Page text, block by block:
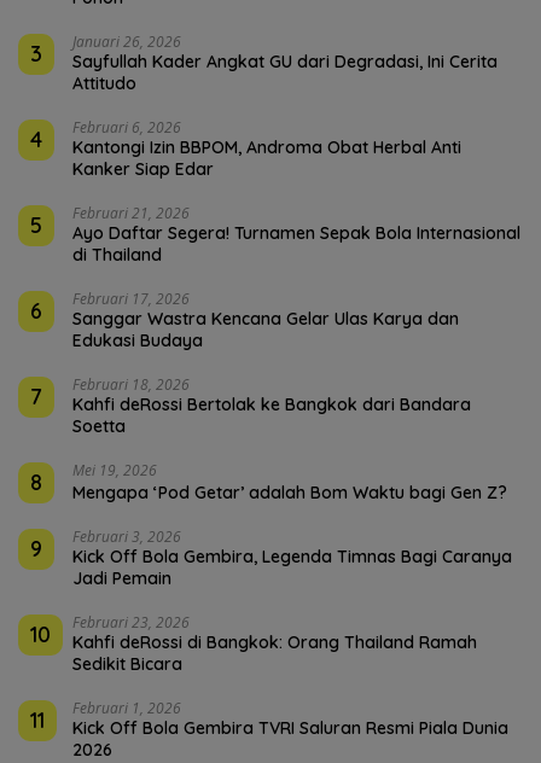
3 Januari 26, 2026
Sayfullah Kader Angkat GU dari Degradasi, Ini Cerita
Attitudo
4 Februari 6, 2026
Kantongi Izin BBPOM, Androma Obat Herbal Anti
Kanker Siap Edar
5 Februari 21, 2026
Ayo Daftar Segera! Turnamen Sepak Bola Internasional
di Thailand
6 Februari 17, 2026
Sanggar Wastra Kencana Gelar Ulas Karya dan
Edukasi Budaya
7 Februari 18, 2026
Kahfi deRossi Bertolak ke Bangkok dari Bandara
Soetta
8 Mei 19, 2026
Mengapa ‘Pod Getar’ adalah Bom Waktu bagi Gen Z?
9 Februari 3, 2026
Kick Off Bola Gembira, Legenda Timnas Bagi Caranya
Jadi Pemain
10 Februari 23, 2026
Kahfi deRossi di Bangkok: Orang Thailand Ramah
Sedikit Bicara
11 Februari 1, 2026
Kick Off Bola Gembira TVRI Saluran Resmi Piala Dunia
2026